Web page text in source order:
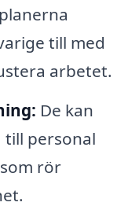
till med
arbetet.
De kan
personal
rör